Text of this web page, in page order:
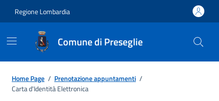
Regione Lombardia
Comune di Preseglie
Home Page / Prenotazione appuntamenti /
Carta d'Identità Elettronica